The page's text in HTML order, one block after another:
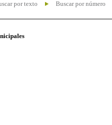
por texto Buscar por número